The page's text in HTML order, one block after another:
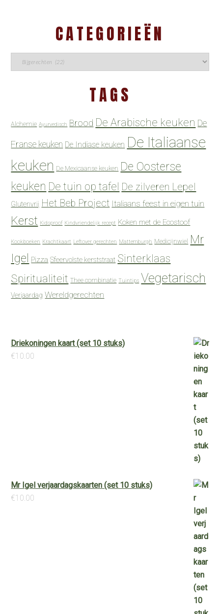
CATEGORIEËN
TAGS
Alchemie Ayurvedisch Brood De Arabische keuken De
Franse keuken De Indiase keuken De Italiaanse
keuken De Mexicaanse keuken De Oosterse
keuken De tuin op tafel De zilveren Lepel
Glutenvrij Het Beb Project Italiaans feest in eigen tuin
Kerst Kidsproof Kindvriendelijk recept Koken met de Ecostoof
Kookboeken Krachtkaart Leftover gerechten Mattemburgh Medicijnwiel Mr
Igel
Pizza Sfeervolste kerststraat Sinterklaas
Spiritualiteit Thee combinatie Tuintips Vegetarisch
Verjaardag Wereldgerechten
Driekoningen kaart (set 10 stuks)
€10.00
Mr Igel verjaardagskaarten (set 10 stuks)
€10.00